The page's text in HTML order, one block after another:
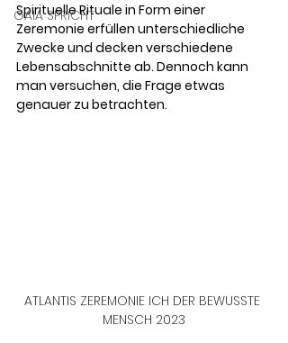
GAIA SPRICHT
Spirituelle Rituale in Form einer
Zeremonie erfüllen unterschiedliche
Zwecke und decken verschiedene
Lebensabschnitte ab. Dennoch kann
man versuchen, die Frage etwas
genauer zu betrachten.
ATLANTIS ZEREMONIE ICH DER BEWUSSTE
MENSCH 2023